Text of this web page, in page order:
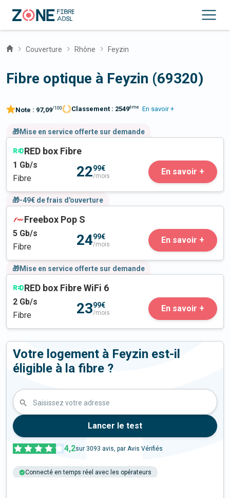
Couverture Rhône Feyzin
Fibre optique à Feyzin (69320)
Note : 97,09/100 Classement : 2549ème En savoir +
🎁Mise en service offerte sur demande
RED box Fibre
1 Gb/s
Fibre
2299€
/mois En savoir +
🎁-49€ de frais d'ouverture
Freebox Pop S
5 Gb/s
Fibre
2499€
/mois En savoir +
🎁Mise en service offerte sur demande
RED box Fibre WiFi 6
2 Gb/s
Fibre
2399€
/mois En savoir +
Votre logement à Feyzin est-il
éligible à la fibre ?
Saisissez votre adresse
Lancer le test
4,2sur 3093 avis, par Avis Vérifiés
Connecté en temps réel avec les opérateurs